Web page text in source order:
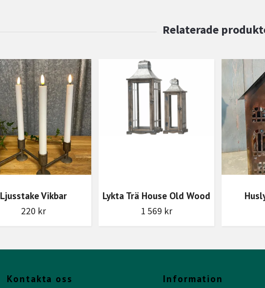
Ljusstake Vikbar
220 kr
Lykta Trä House Old Wood
1 569 kr
Kontakta oss Information